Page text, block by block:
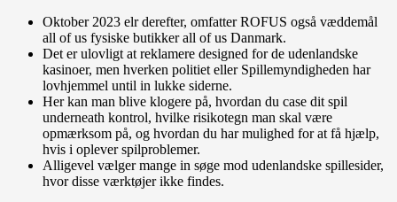
Oktober 2023 elr derefter, omfatter ROFUS også væddemål
all of us fysiske butikker all of us Danmark.
Det er ulovligt at reklamere designed for de udenlandske
kasinoer, men hverken politiet eller Spillemyndigheden har
lovhjemmel until in lukke siderne.
Her kan man blive klogere på, hvordan du case dit spil
underneath kontrol, hvilke risikotegn man skal være
opmærksom på, og hvordan du har mulighed for at få hjælp,
hvis i oplever spilproblemer.
Alligevel vælger mange in søge mod udenlandske spillesider,
hvor disse værktøjer ikke findes.